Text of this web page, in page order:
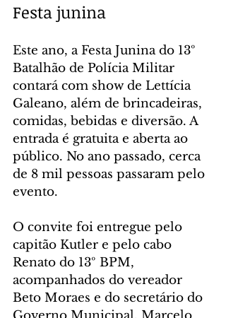
Festa junina
Este ano, a Festa Junina do 13º
Batalhão de Polícia Militar
contará com show de Lettícia
Galeano, além de brincadeiras,
comidas, bebidas e diversão. A
entrada é gratuita e aberta ao
público. No ano passado, cerca
de 8 mil pessoas passaram pelo
evento.
O convite foi entregue pelo
capitão Kutler e pelo cabo
Renato do 13º BPM,
acompanhados do vereador
Beto Moraes e do secretário do